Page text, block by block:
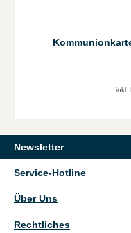
inkl.
Newsletter
Service-Hotline
Über Uns
Rechtliches